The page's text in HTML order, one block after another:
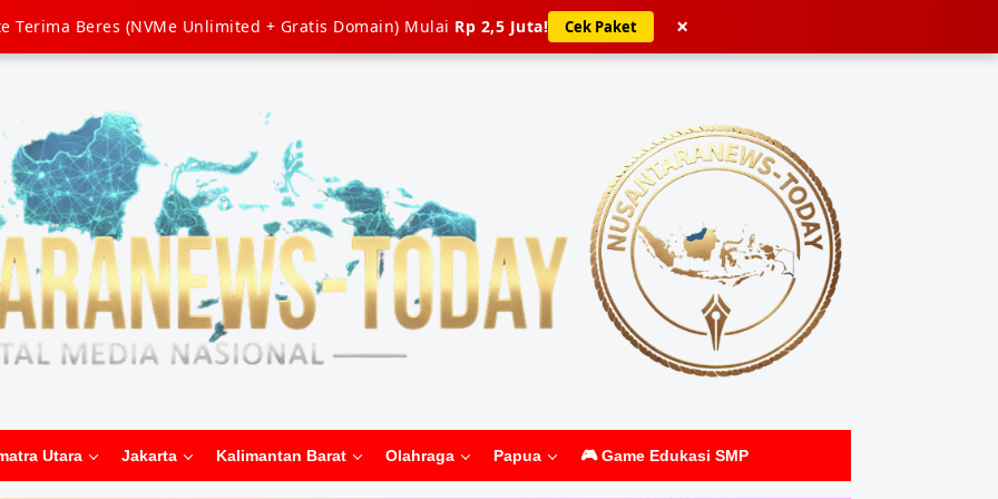
Terima Beres (NVMe Unlimited + Gratis Domain) Mulai Rp 2,5 Juta! Cek Paket ×
Utara Jakarta Kalimantan Barat Olahraga Papua 🎮 Game Edukasi SMP